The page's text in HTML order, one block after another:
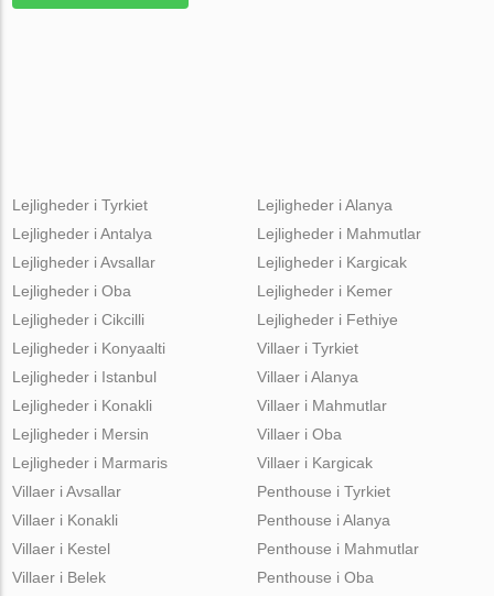
Lejligheder i Tyrkiet
Lejligheder i Antalya
Lejligheder i Avsallar
Lejligheder i Oba
Lejligheder i Cikcilli
Lejligheder i Alanya
Lejligheder i Mahmutlar
Lejligheder i Kargicak
Lejligheder i Kemer
Lejligheder i Fethiye
Lejligheder i Konyaalti
Lejligheder i Istanbul
Lejligheder i Konakli
Lejligheder i Mersin
Lejligheder i Marmaris
Villaer i Tyrkiet
Villaer i Alanya
Villaer i Mahmutlar
Villaer i Oba
Villaer i Kargicak
Villaer i Avsallar
Villaer i Konakli
Villaer i Kestel
Villaer i Belek
Penthouse i Tyrkiet
Penthouse i Alanya
Penthouse i Mahmutlar
Penthouse i Oba